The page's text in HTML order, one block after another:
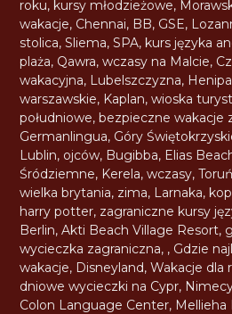
roku, kursy młodzieżowe,
wakacje, Chennai, BB, GSE,
stolica,Sliema,SPA, kurs języka
plaża, Qawra,wczasy na Malcie,
wakacyjna, Lubelszczyzna, Henipa
warszawskie, Kaplan,wioska
południowe,bezpieczne wakacje
Germanlingua, Góry
Lublin, ojców, Bugibba, Elias
Śródziemne, Kerela,wczasy,Toruń
wielka brytania, zima, Larnaka,
harry potter, zagraniczne kursy
Berlin,Akti Beach Village Resort,
wycieczka zagraniczna, , Gdzie
wakacje, Disneyland,Wakacje dla
dniowe wycieczki na Cypr,
Colon Language Center, Mellieha